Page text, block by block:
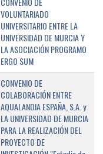
VOLUNTARIADO
UNIVERSITARIO ENTRE LA
UNIVERSIDAD DE MURCIA Y
LA ASOCIACIÓN PROGRAMO
ERGO SUM
CONVENIO DE
COLABORACIÓN ENTRE
AQUALANDIA ESPAÑA, S.A. y
LA UNIVERSIDAD DE MURCIA
PARA LA REALIZACIÓN DEL
PROYECTO DE